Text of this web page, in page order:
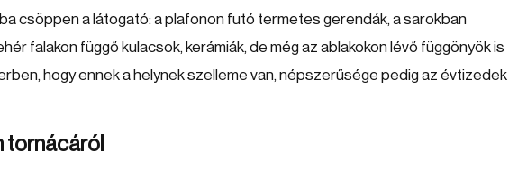
csöppen a látogató: a plafonon futó termetes gerendák, a sarokban
falakon függő kulacsok, kerámiák, de még az ablakokon lévő függönyök is
hogy ennek a helynek szelleme van, népszerűsége pedig az évtizedek
tornácáról